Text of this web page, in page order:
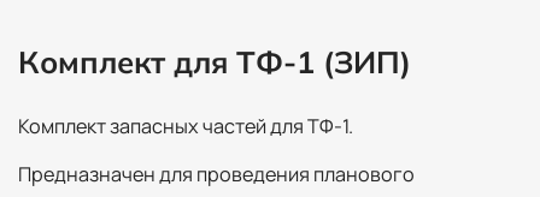
Комплект для ТФ-1 (ЗИП)
Комплект запасных частей для ТФ-1.
Предназначен для проведения планового